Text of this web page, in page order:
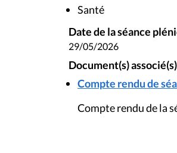
Santé
Date de la séance
29/05/2026
Document(s) associé(s)
Compte rendu de
Compte rendu de la